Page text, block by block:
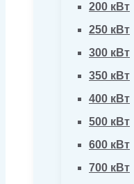
200 кВт
250 кВт
300 кВт
350 кВт
400 кВт
500 кВт
600 кВт
700 кВт